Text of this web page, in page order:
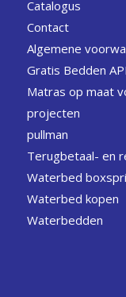
Catalogus
Contact
Algemene
Gratis Bedden
Matras op maat
projecten
pullman
Terugbetaal- en
Waterbed
Waterbed kopen
Waterbedden